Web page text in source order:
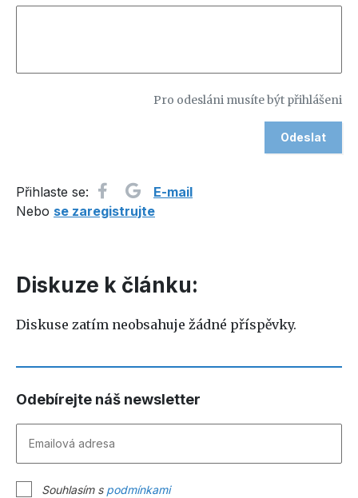
Pro odesláni musíte být přihlášeni
Přihlaste se:
E-mail
Nebo se zaregistrujte
Diskuze k článku:
Diskuse zatím neobsahuje žádné příspěvky.
Odebírejte náš newsletter
Souhlasím s podmínkami